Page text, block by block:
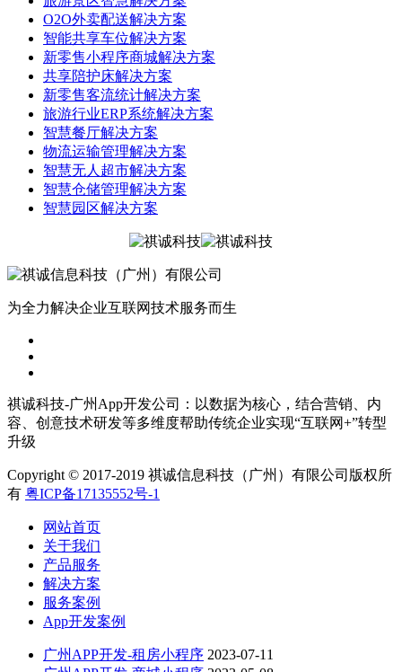
O2O外卖配送解决方案
智能共享车位解决方案
新零售小程序商城解决方案
共享陪护床解决方案
新零售客流统计解决方案
旅游行业ERP系统解决方案
智慧餐厅解决方案
物流运输管理解决方案
智慧无人超市解决方案
智慧仓储管理解决方案
智慧园区解决方案
为全力解决企业互联网技术服务而生
祺诚科技-广州App开发公司：以数据为核心，结合营销、内
容、创意技术研发等多维度帮助传统企业实现“互联网+”转型
升级
Copyright © 2017-2019 祺诚信息科技（广州）有限公司版权所
有 粤ICP备17135552号-1
网站首页
关于我们
产品服务
解决方案
服务案例
App开发案例
广州APP开发-租房小程序 2023-07-11